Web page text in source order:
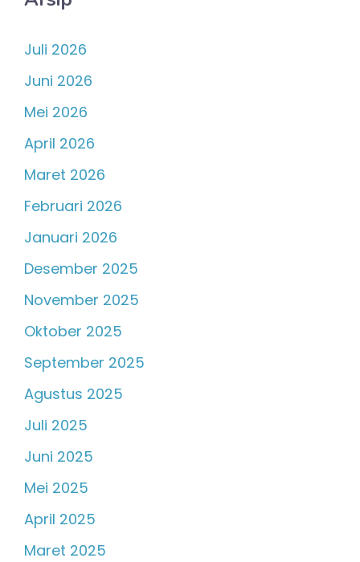
Juli 2026
Juni 2026
Mei 2026
April 2026
Maret 2026
Februari 2026
Januari 2026
Desember 2025
November 2025
Oktober 2025
September 2025
Agustus 2025
Juli 2025
Juni 2025
Mei 2025
April 2025
Maret 2025